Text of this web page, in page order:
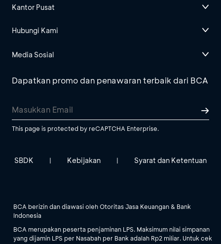
Kantor Pusat
Hubungi Kami
Media Sosial
Dapatkan promo dan penawaran terbaik dari BCA
This page is protected by reCAPTCHA Enterprise.
SBDK | Kebijakan | Syarat dan Ketentuan
BCA berizin dan diawasi oleh Otoritas Jasa Keuangan & Bank
Indonesia
BCA merupakan peserta penjaminan LPS. Maksimum nilai simpanan
yang dijamin LPS per Nasabah per Bank adalah Rp2 miliar. Untuk cek